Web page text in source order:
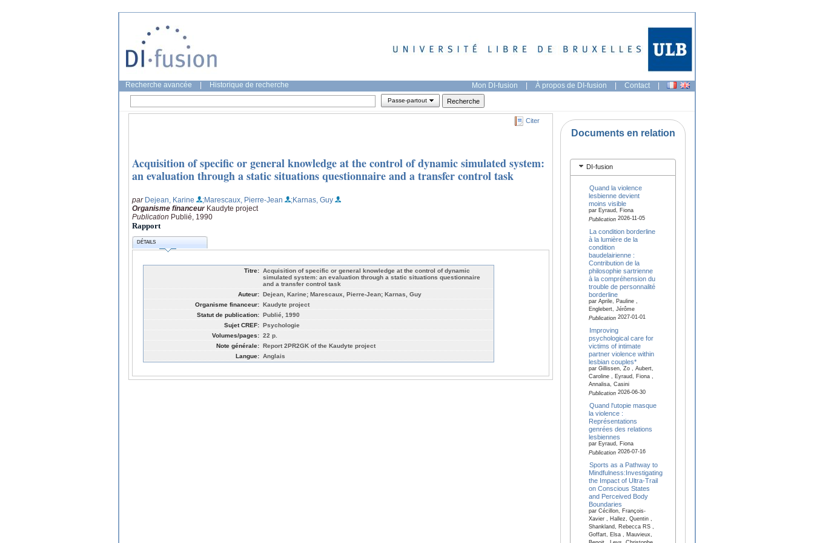
Recherche avancée Historique de recherche Mon DI-fusion | À propos de DI-fusion | Contact |
Passe-partout
Citer
Acquisition of specific or general knowledge at the control of dynamic simulated system:
an evaluation through a static situations questionnaire and a transfer control task
par Dejean, Karine ;Marescaux, Pierre-Jean
;Karnas, Guy
Organisme financeur Kaudyte project
Publication Publié, 1990
Rapport
DÉTAILS
Titre: Acquisition of specific or general knowledge at the control of dynamic
simulated system: an evaluation through a static situations questionnaire
and a transfer control task
Auteur: Dejean, Karine; Marescaux, Pierre-Jean; Karnas, Guy
Organisme financeur: Kaudyte project
Statut de publication: Publié, 1990
Sujet CREF: Psychologie
Volumes/pages: 22 p.
Note générale: Report 2PR2GK of the Kaudyte project
Langue: Anglais
Documents en relation
DI-fusion
Quand la violence
lesbienne devient
moins visible
par Eyraud, Fiona
Publication2026-11-05
La condition borderline
à la lumière de la
condition
baudelairienne :
Contribution de la
philosophie sartrienne
à la compréhension du
trouble de personnalité
borderline
par Aprile, Pauline ,
Englebert, Jérôme
Publication2027-01-01
Improving
psychological care for
victims of intimate
partner violence within
lesbian couples*
par Gillissen, Zo , Aubert,
Caroline , Eyraud, Fiona ,
Annalisa, Casini
Publication2026-06-30
Quand l'utopie masque
la violence :
Représentations
genrées des relations
lesbiennes
par Eyraud, Fiona
Publication2026-07-16
Sports as a Pathway to
Mindfulness:Investigating
the Impact of Ultra-Trail
on Conscious States
and Perceived Body
Boundaries
par Cécillon, François-
Xavier , Hallez, Quentin ,
Shankland, Rebecca RS ,
Goffart, Elsa , Mauvieux,